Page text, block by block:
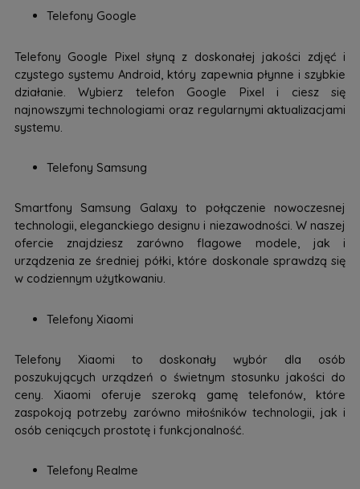
Telefony Google
Telefony Google Pixel słyną z doskonałej jakości zdjęć i
czystego systemu Android, który zapewnia płynne i szybkie
działanie. Wybierz telefon Google Pixel i ciesz się
najnowszymi technologiami oraz regularnymi aktualizacjami
systemu.
Telefony Samsung
Smartfony Samsung Galaxy to połączenie nowoczesnej
technologii, eleganckiego designu i niezawodności. W naszej
ofercie znajdziesz zarówno flagowe modele, jak i
urządzenia ze średniej półki, które doskonale sprawdzą się
w codziennym użytkowaniu.
Telefony Xiaomi
Telefony Xiaomi to doskonały wybór dla osób
poszukujących urządzeń o świetnym stosunku jakości do
ceny. Xiaomi oferuje szeroką gamę telefonów, które
zaspokoją potrzeby zarówno miłośników technologii, jak i
osób ceniących prostotę i funkcjonalność.
Telefony Realme